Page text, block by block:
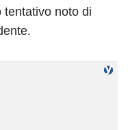
tentativo noto di